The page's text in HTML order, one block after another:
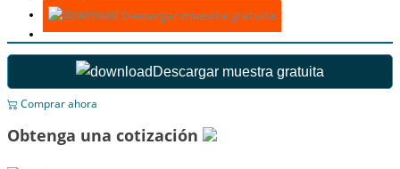
Descargar muestra gratuita
Descargar muestra gratuita
Comprar ahora
Obtenga una cotización